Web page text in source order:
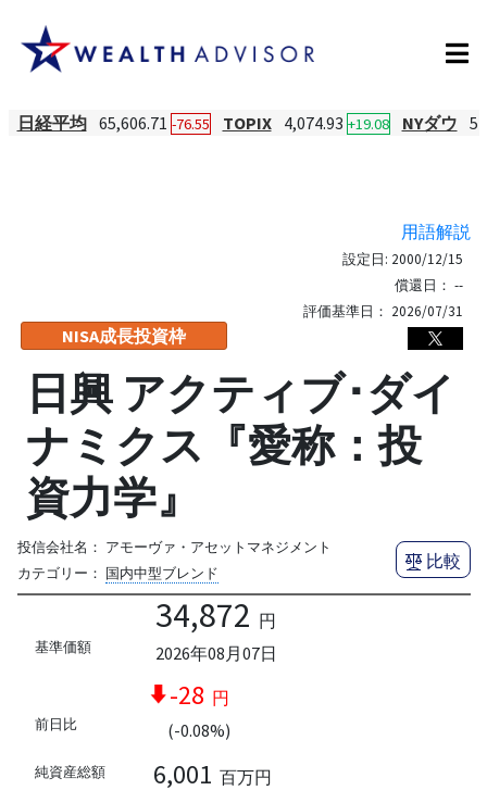
日経平均 65,606.71 -76.55 TOPIX 4,074.93 +19.08 NYダウ
用語解説
NISA成長投資枠
設定日: 2000/12/15
償還日： --
評価基準日： 2026/07/31
日興 アクティブ･ダイ
ナミクス『愛称：投
資力学』
投信会社名： アモーヴァ・アセットマネジメント
カテゴリー： 国内中型ブレンド
比較
基準価額
34,872 円
2026年08月07日
前日比
-28 円
(-0.08%)
純資産総額 6,001 百万円